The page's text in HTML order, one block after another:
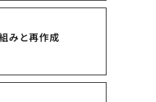
みと再作成